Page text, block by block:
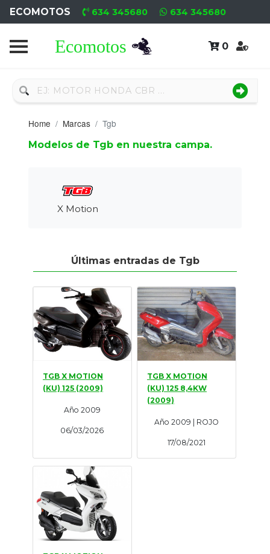
ECOMOTOS 634 345680 634 345680
0
Home
Nuevo
Neumáticos
Motores
Nuevos
Tasaciones
Formulario
Empresa
Contacto
Home Marcas Tgb
Modelos de Tgb en nuestra campa.
X Motion
Últimas entradas de Tgb
TGB X MOTION
(KU) 125 (2009)
Año 2009
06/03/2026
TGB X MOTION
(KU) 125 8,4KW
(2009)
Año 2009 | ROJO
17/08/2021